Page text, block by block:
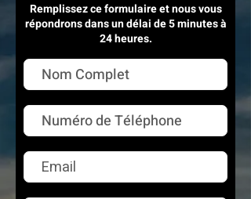
Remplissez ce formulaire et nous vous
répondrons dans un délai de 5 minutes à
24 heures.